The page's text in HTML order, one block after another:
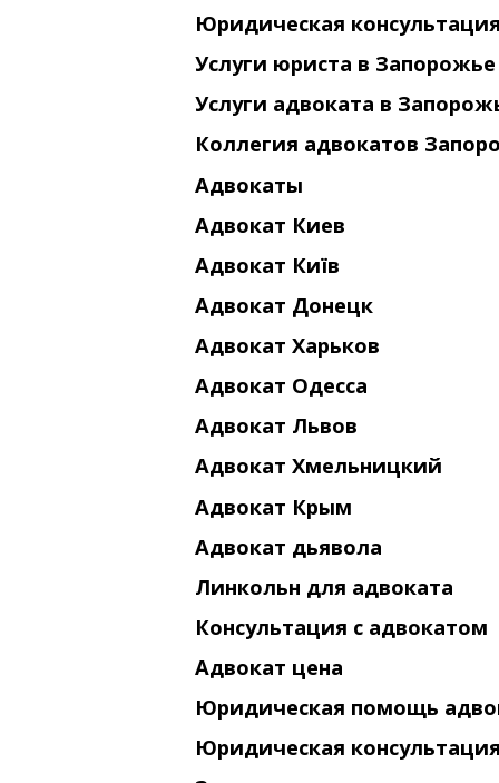
Юридическая
Услуги юриста в Запорожье
Услуги адвоката в
Коллегия адвокатов
Адвокаты
Адвокат Киев
Адвокат Київ
Адвокат Донецк
Адвокат Харьков
Адвокат Одесса
Адвокат Львов
Адвокат Хмельницкий
Адвокат Крым
Адвокат дьявола
Линкольн для адвоката
Консультация с адвокатом
Адвокат цена
Юридическая помощь
Юридическая